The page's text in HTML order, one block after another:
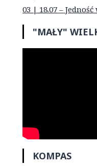
03 | 18.07 –
"MAŁY"
KOMPAS